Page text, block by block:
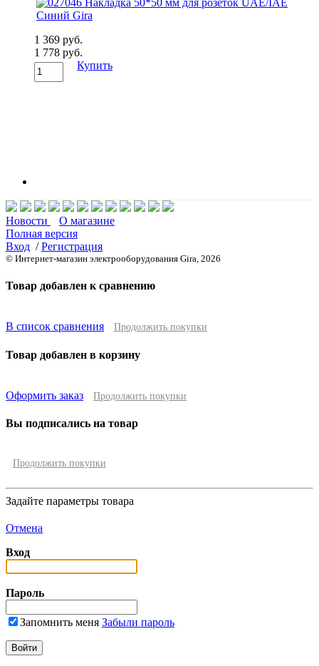
1 369 руб.
1 778 руб.
Купить
Новости
О магазине
Полная версия
Вход /Регистрация
© Интернет-магазин электрооборудования Gira, 2026
Товар добавлен к сравнению
В список сравнения Продолжить покупки
Товар добавлен в корзину
Оформить заказ Продолжить покупки
Вы подписались на товар
Продолжить покупки
Задайте параметры товара
Отмена
Вход
Пароль
Запомнить меня Забыли пароль